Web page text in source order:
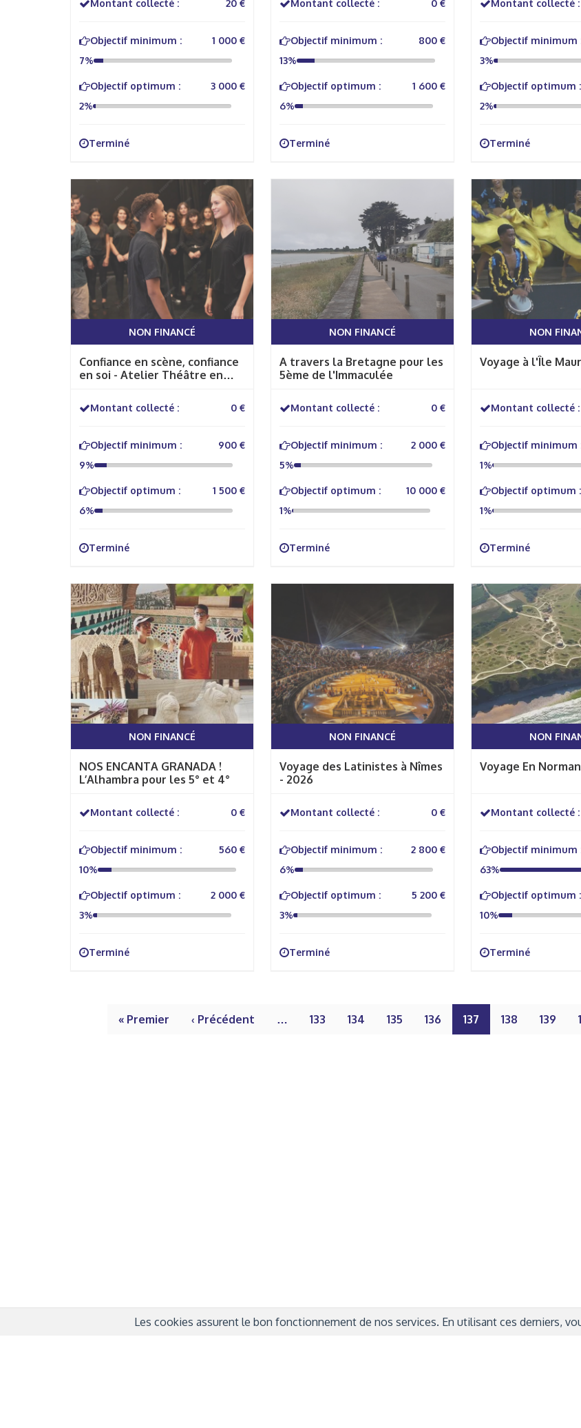
Montant collecté : 20 €
Objectif minimum :
1 000 €
7%
Objectif optimum :
3 000 €
2%
Terminé
Montant collecté : 0 €
Objectif minimum :
800 €
13%
Objectif optimum :
1 600 €
6%
Terminé
Montant collecté :
Objectif minimum
3%
Objectif optimum :
2%
Terminé
NON FINANCÉ
Confiance en scène, confiance
en soi - Atelier Théâtre en
Montant collecté : 0 €
Objectif minimum :
900 €
9%
Objectif optimum :
1 500 €
6%
Terminé
NON FINANCÉ
A travers la Bretagne pour les
5ème de l'Immaculée
Montant collecté : 0 €
Objectif minimum :
2 000 €
5%
Objectif optimum :
10 000 €
1%
Terminé
NON
Voyage à l'Île
Montant collecté :
Objectif minimum
1%
Objectif optimum :
1%
Terminé
NON FINANCÉ
NOS ENCANTA GRANADA !
L’Alhambra pour les 5° et 4°
Montant collecté : 0 €
Objectif minimum :
560 €
10%
Objectif optimum :
2 000 €
3%
Terminé
NON FINANCÉ
Voyage des Latinistes à Nîmes
- 2026
Montant collecté : 0 €
Objectif minimum :
2 800 €
6%
Objectif optimum :
5 200 €
3%
Terminé
NON
Voyage En
Montant collecté :
Objectif minimum
63%
Objectif optimum :
10%
Terminé
« Premier ‹ Précédent … 133 134 135 136 137 138 139
© 2024 Copyright Trousse à Projets | Powered by Capsens
Les cookies assurent le bon fonctionnement de nos services. En utilisant ces derniers,